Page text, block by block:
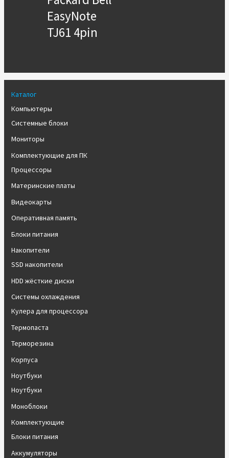
Каталог
Компьютеры
Системные блоки
Мониторы
Комплектующие для ПК
Процессоры
Материнские платы
Видеокарты
Оперативная память
Блоки питания
Накопители
SSD накопители
HDD жёсткие диски
Системы охлаждения
Кулера для процессора
Термопаста
Терморезина
Корпуса
Ноутбуки
Ноутбуки
Моноблоки
Комплектующие
Блоки питания
Аккумуляторы
EasyNote
TJ61 4pin